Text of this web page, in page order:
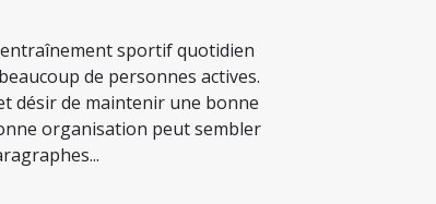
sportif quotidien
de personnes actives.
désir de maintenir une bonne
organisation peut sembler